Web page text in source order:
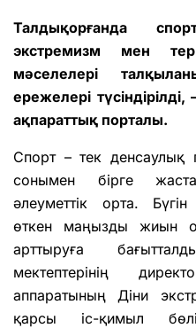
Талдықорғанда
экстремизм мен
мәселелері
ережелері
ақпараттық порталы.
Спорт – тек денсаулық
сонымен бірге
әлеуметтік орта.
өткен маңызды жиын
арттыруға
мектептерінің
аппаратының Діни
қарсы іс-қимыл